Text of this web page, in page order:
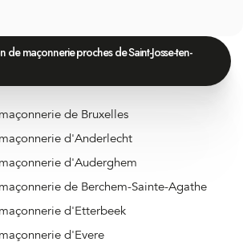
de maçonnerie proches de Saint-Josse-ten-
de Bruxelles
d'Anderlecht
d'Auderghem
de Berchem-Sainte-Agathe
d'Etterbeek
d'Evere